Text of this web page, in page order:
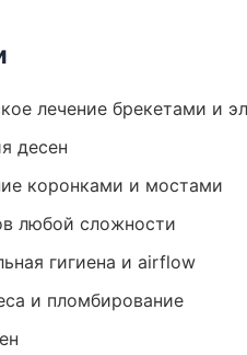
лечение брекетами и
десен
коронками и мостами
любой сложности
гигиена и airflow
и пломбирование